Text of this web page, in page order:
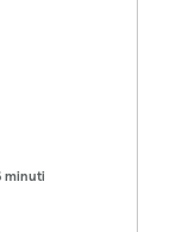
minuti